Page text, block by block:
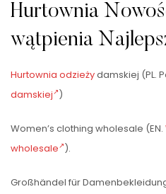
Hurtownia
wątpienia
Hurtownia odzieżydamskiej (PL.
damskiej )
Women’s clothing wholesale (EN.
wholesale ).
Großhändel für